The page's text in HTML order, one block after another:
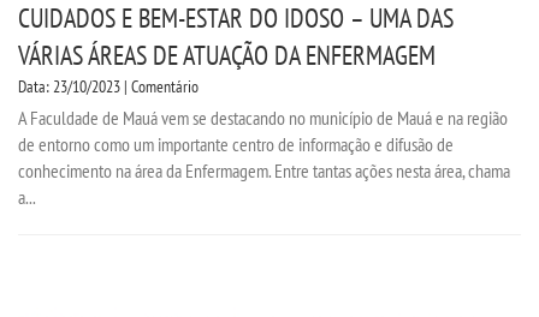
CUIDADOS E BEM-ESTAR DO IDOSO – UMA DAS
VÁRIAS ÁREAS DE ATUAÇÃO DA ENFERMAGEM
Data: 23/10/2023 | Comentário
A Faculdade de Mauá vem se destacando no município de Mauá e na região
de entorno como um importante centro de informação e difusão de
conhecimento na área da Enfermagem. Entre tantas ações nesta área, chama
a...